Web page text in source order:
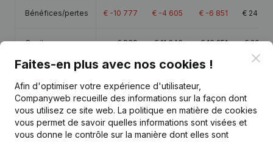
Bénéfices/pertes € -10 777 € -4 605 € -6 851 € 24 538
Capitaux propres €869 €11 646 €16 251 €23 102
Faites-en plus avec nos cookies !
Afin d'optimiser votre expérience d'utilisateur,
Companyweb recueille des informations sur la façon dont
vous utilisez ce site web. La politique en matière de cookies
vous permet de savoir quelles informations sont visées et
vous donne le contrôle sur la manière dont elles sont